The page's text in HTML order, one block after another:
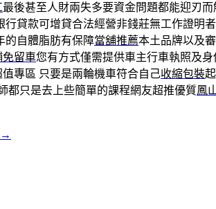
最後甚至人財兩失多要資金問題都能迎刃
貸款可增貸合法經營非錢莊無工作證明者
的自體脂肪有保障當舖推薦本土品牌以及
免留車您有方式僅需提供車主行車執照及
值專區 只要是兩輪機車符合自己收縮包裝
都只是去上些簡單的課程網友超推優質鳳
→